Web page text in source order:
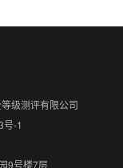
级测评有限公司
号-1
9号楼7层